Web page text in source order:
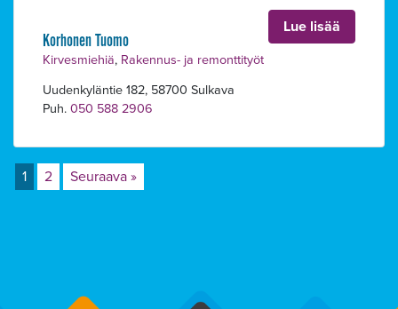
Korhonen Tuomo
Kirvesmiehiä, Rakennus- ja remonttityöt
Lue lisää
Uudenkyläntie 182, 58700 Sulkava
Puh.050 588 2906
1 2 Seuraava »